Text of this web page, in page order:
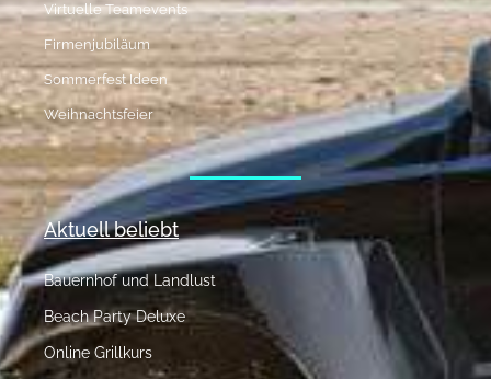
Virtuelle Teamevents
Firmenjubiläum
Sommerfest Ideen
Weihnachtsfeier
Aktuell beliebt
Bauernhof und Landlust
Beach Party Deluxe
Online Grillkurs